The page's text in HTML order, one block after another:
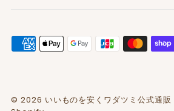
© 2026 いいものを安くワダツミ公式通販